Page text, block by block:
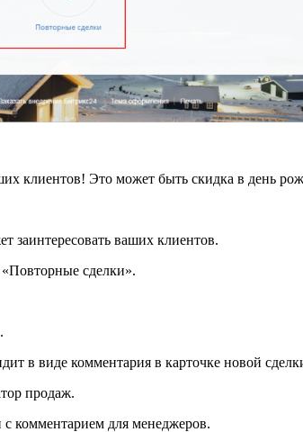
клиентов! Это может быть скидка в день
заинтересовать ваших клиентов.
сделки».
в виде комментария в карточке новой
продаж.
с комментарием для менеджеров.